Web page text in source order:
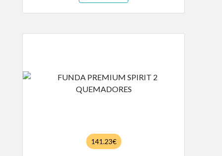
141.23€